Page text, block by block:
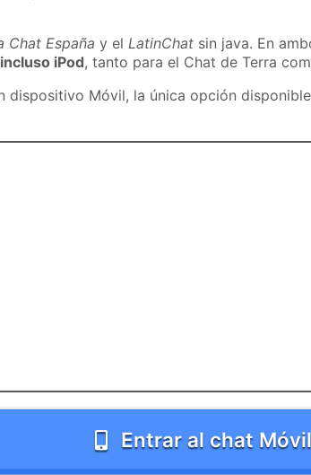
Chat España y elLatinChat sin java. En
iPod, tanto para el Chat de Terra
dispositivo Móvil, la única opción
Entrar al chat Móvil